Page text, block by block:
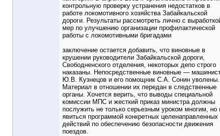
контрольную проверку устранения недостатков в
работе локомотивного хозяйства Забайкальской
дороги. Результаты рассмотреть лично с
мер по улучшению организации профилактической
работы с локомотивными бригадами
заключение остается добавить, что виновные в
крушении руководители Забайкальской дороги,
Свободненского отделения, некоторых депо строго
наказаны. Непосредственные виновные —
Ю.В. Кузнецов и его помощник С.А. Сонин уволены.
Материал в отношении их передан в следственные
органы. Хочется верить, что выводы специальной
комиссии МПС и жесткий приказ министра должны
послужить не только серьезным уроком многим, но
явиться программой конкретных целенаправленных
действий по обеспечению безопасности движения
поездов.